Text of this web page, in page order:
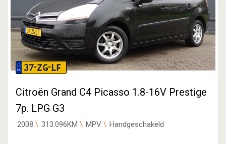
37-ZG-LF
Citroën Grand C4 Picasso 1.8-16V Prestige
7p. LPG G3
2008 313.096KM MPV Handgeschakeld